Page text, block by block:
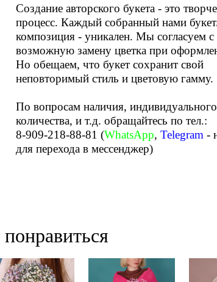
Создание авторского букета - это
процесс. Каждый собранный нами
композиция - уникален. Мы согласуем
возможную замену цветка при
Но обещаем, что букет сохранит свой
неповторимый стиль и цветовую гамму.
По вопросам наличия, индивидуального
количества, и т.д. обращайтесь по тел.:
8-909-218-88-81 (WhatsApp,Telegram -
для перехода в мессенджер)